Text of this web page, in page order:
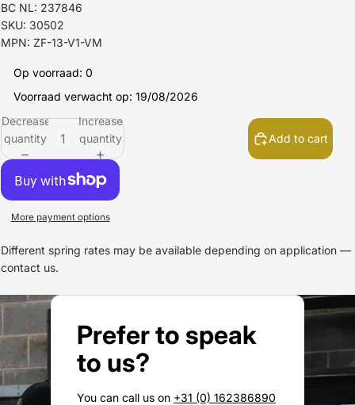
BC NL: 237846
SKU: 30502
MPN: ZF-13-V1-VM
Op voorraad: 0
Voorraad verwacht op: 19/08/2026
Decrease
quantity
Increase
quantity
Add to cart
More payment options
Different spring rates may be available depending on application —
contact us.
Prefer to speak
to us?
You can call us on +31 (0) 162386890